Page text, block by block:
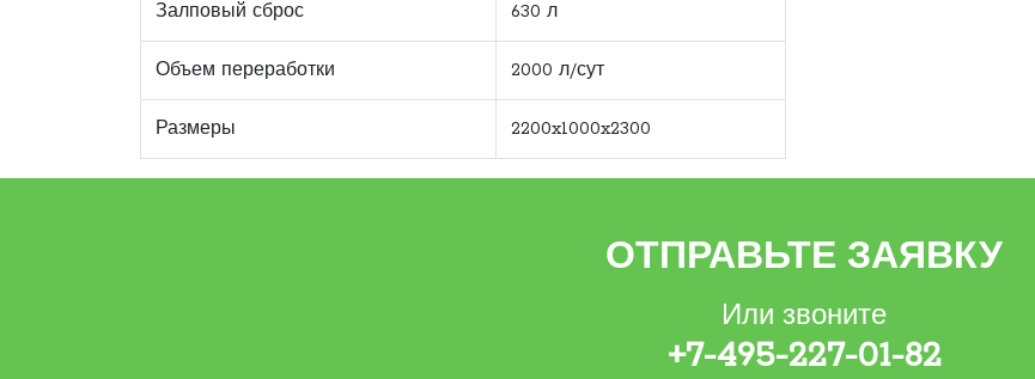
Залповый сброс 630 л
Объем переработки 2000 л/сут
Размеры 2200x1000x2300
ОТПРАВЬТЕ ЗАЯВКУ
Или звоните
+7-495-227-01-82